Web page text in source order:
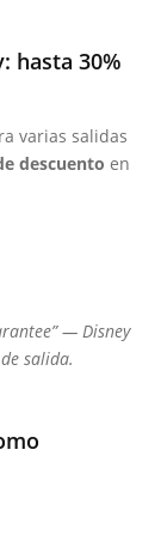
hasta 30%
varias salidas
descuento en
— Disney
salida.